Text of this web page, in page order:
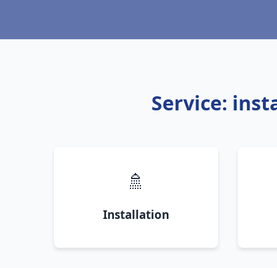
Service:
🚿
Installation